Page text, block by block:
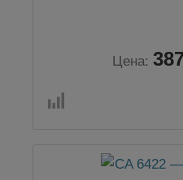
Цена: